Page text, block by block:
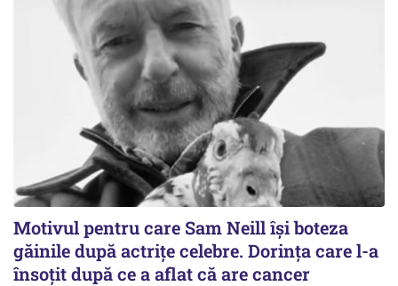
Motivul pentru care Sam Neill își boteza
găinile după actrițe celebre. Dorința care l-a
însoțit după ce a aflat că are cancer